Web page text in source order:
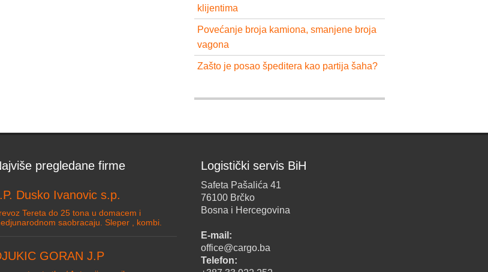
klijentima
Povećanje broja kamiona, smanjene broja
vagona
Zašto je posao špeditera kao partija šaha?
pregledane firme
Dusko Ivanovic s.p.
Tereta do 25 tona u domacem i
saobracaju. Sleper , kombi.
GORAN J.P
Logistički servis BiH
Safeta Pašalića 41
76100 Brčko
Bosna i Hercegovina
E-mail:
office@cargo.ba
Telefon: